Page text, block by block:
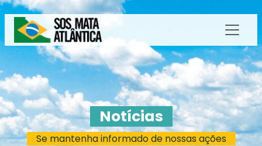
Notícias
Se mantenha informado de nossas ações